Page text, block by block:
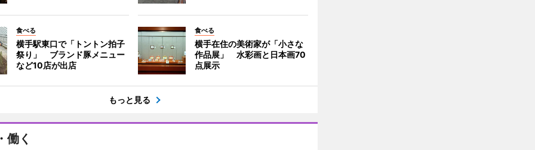
食べる
横手駅東口で「トントン拍子
祭り」 ブランド豚メニュー
など10店が出店
食べる
横手在住の美術家が「小さな
作品展」 水彩画と日本画70
点展示
もっと見る
働く